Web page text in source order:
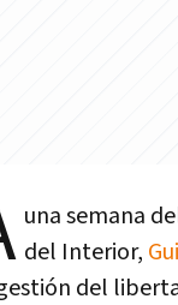
una semana
del Interior,
del